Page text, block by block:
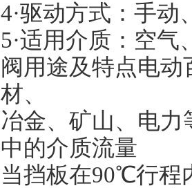
4·驱动方式：手动
5·适用介质：空
阀用途及特点电
材、
冶金、矿山、电
中的介质流量
当挡板在90℃行程